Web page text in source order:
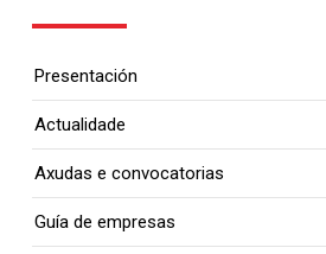
Presentación
Actualidade
Axudas e convocatorias
Guía de empresas